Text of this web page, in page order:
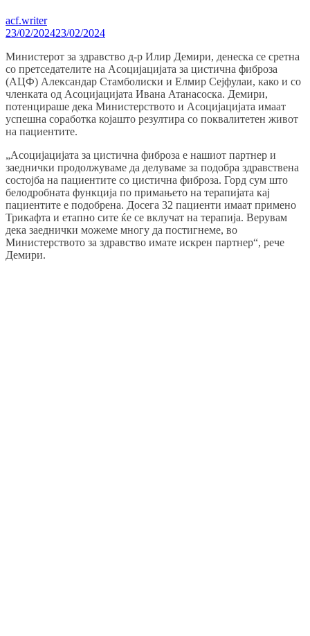
acf.writer
23/02/202423/02/2024
Министерот за здравство д-р Илир Демири, денеска се сретна
со претседателите на Асоцијацијата за цистична фиброза
(АЦФ) Александар Стамболиски и Елмир Сејфулаи, како и со
членката од Асоцијацијата Ивана Атанасоска. Демири,
потенцираше дека Министерството и Асоцијацијата имаат
успешна соработка којашто резултира со поквалитетен живот
на пациентите.
„Асоцијацијата за цистична фиброза е нашиот партнер и
заеднички продолжуваме да делуваме за подобра здравствена
состојба на пациентите со цистична фиброза. Горд сум што
белодробната функција по примањето на терапијата кај
пациентите е подобрена. Досега 32 пациенти имаат примено
Трикафта и етапно сите ќе се вклучат на терапија. Верувам
дека заеднички можеме многу да постигнеме, во
Министерството за здравство имате искрен партнер“, рече
Демири.